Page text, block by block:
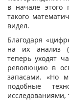
в начале
такого
видел.
Благодаря
на их анализ
теперь уходят
революцию в
запасами. «Но
подобные
исследованиями,